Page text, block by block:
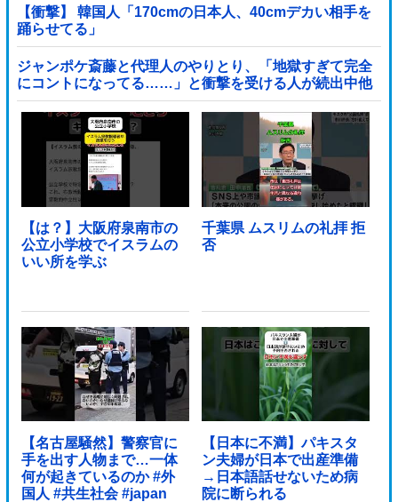
【衝撃】 韓国人「170cmの日本人、40cmデカい相手を
踊らせてる」
ジャンポケ斎藤と代理人のやりとり、「地獄すぎて完全
にコントになってる……」と衝撃を受ける人が続出中他
【は？】大阪府泉南市の
公立小学校でイスラムの
いい所を学ぶ
千葉県 ムスリムの礼拝 拒
否
【名古屋騒然】警察官に
手を出す人物まで…一体
何が起きているのか #外
国人 #共生社会 #japan
【日本に不満】パキスタ
ン夫婦が日本で出産準備
→日本語話せないため病
院に断られる